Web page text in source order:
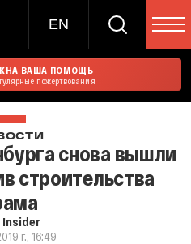
EN
ВАША ПОМОЩЬ
пожертвования
снова вышли
строительства
Insider
г., 16:49